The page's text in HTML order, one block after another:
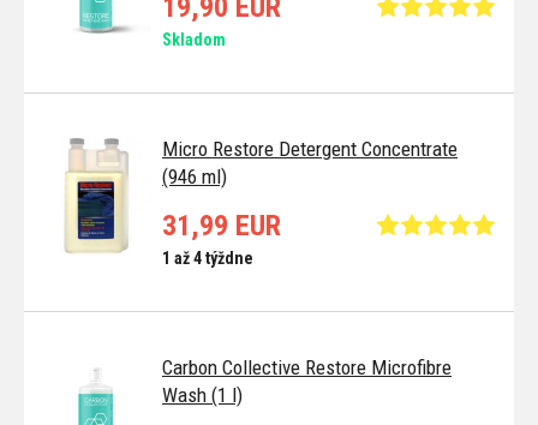
Skladom
Micro Restore Detergent Concentrate
(946 ml)
31,99 EUR
1 až 4 týždne
Carbon Collective Restore Microfibre
Wash (1 l)